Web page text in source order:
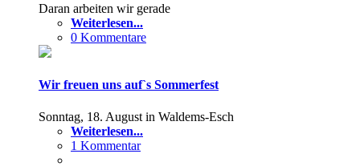
Daran arbeiten wir gerade
Weiterlesen...
0 Kommentare
Wir freuen uns auf`s Sommerfest
Sonntag, 18. August in Waldems-Esch
Weiterlesen...
1 Kommentar